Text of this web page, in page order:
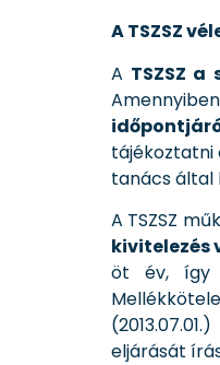
A TSZSZ
A TSZSZ
tájékoztatni
tanács által
A TSZSZ
kivitelezés
öt év, így
eljárását